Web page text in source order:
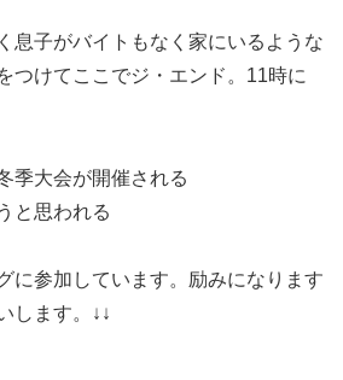
息子がバイトもなく家にいるような
つけてここでジ・エンド。11時に
季大会が開催される
と思われる
に参加しています。励みになります
します。↓↓